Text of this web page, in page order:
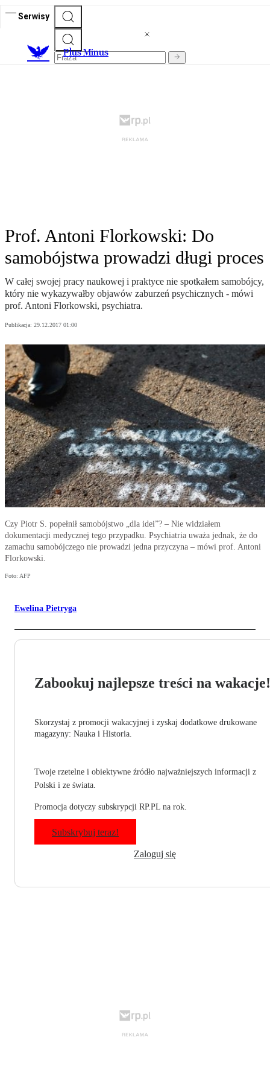
Serwisy
Plus Minus
Prof. Antoni Florkowski: Do
samobójstwa prowadzi długi proces
W całej swojej pracy naukowej i praktyce nie spotkałem samobójcy,
który nie wykazywałby objawów zaburzeń psychicznych - mówi
prof. Antoni Florkowski, psychiatra.
Publikacja: 29.12.2017 01:00
Czy Piotr S. popełnił samobójstwo „dla idei”? – Nie widziałem
dokumentacji medycznej tego przypadku. Psychiatria uważa jednak, że do
zamachu samobójczego nie prowadzi jedna przyczyna – mówi prof. Antoni
Florkowski.
Foto: AFP
Ewelina Pietryga
Zabookuj najlepsze treści na wakacje!
Skorzystaj z promocji wakacyjnej i zyskaj dodatkowe drukowane
magazyny: Nauka i Historia.
Twoje rzetelne i obiektywne źródło najważniejszych informacji z
Polski i ze świata.
Promocja dotyczy subskrypcji RP.PL na rok.
Subskrybuj teraz!
Zaloguj się